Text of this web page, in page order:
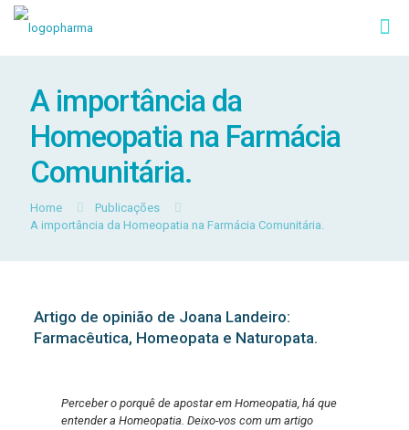
A importância da
Homeopatia na Farmácia
Comunitária.
Home
Publicações
A importância da Homeopatia na Farmácia Comunitária.
Artigo de opinião de Joana Landeiro:
Farmacêutica, Homeopata e Naturopata.
Perceber o porquê de apostar em Homeopatia, há que
entender a Homeopatia. Deixo-vos com um artigo